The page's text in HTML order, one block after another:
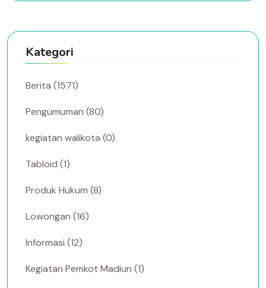
Kategori
Berita (1571)
Pengumuman (80)
kegiatan walikota (0)
Tabloid (1)
Produk Hukum (8)
Lowongan (16)
Informasi (12)
Kegiatan Pemkot Madiun (1)